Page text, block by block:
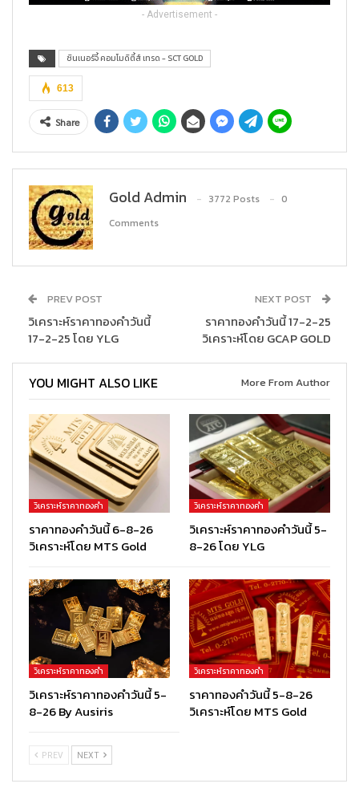
- Advertisement -
ซินเนอร์จี้ คอมโมดิตี้ส์ เทรด - SCT GOLD
613
Share
Gold Admin 3772 Posts
0
Comments
PREV POST
วิเคราะห์ราคาทองคำวันนี้
17-2-25 โดย YLG
NEXT POST
ราคาทองคำวันนี้ 17-2-25
วิเคราะห์โดย GCAP GOLD
YOU MIGHT ALSO LIKE More From Author
วิเคราะห์ราคาทองคำ
ราคาทองคำวันนี้ 6-8-26
วิเคราะห์โดย MTS Gold
วิเคราะห์ราคาทองคำ
วิเคราะห์ราคาทองคำวันนี้ 5-
8-26 โดย YLG
วิเคราะห์ราคาทองคำ
วิเคราะห์ราคาทองคำวันนี้ 5-
8-26 By Ausiris
วิเคราะห์ราคาทองคำ
ราคาทองคำวันนี้ 5-8-26
วิเคราะห์โดย MTS Gold
PREV NEXT